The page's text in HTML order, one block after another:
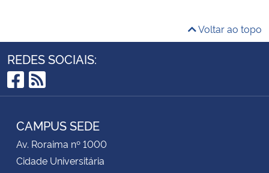
Voltar ao topo
REDES SOCIAIS:
Facebook
RSS
CAMPUS SEDE
Av. Roraima nº 1000
Cidade Universitária